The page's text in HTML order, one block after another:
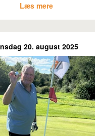
Læs mere
20. august 2025